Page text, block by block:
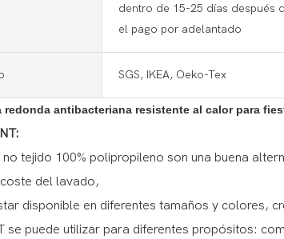
dentro de 15-25 días después
el pago por adelantado
SGS, IKEA, Oeko-Tex
redonda antibacteriana resistente al calor para
tejido 100% polipropileno son una buena
del lavado,
disponible en diferentes tamaños y colores,
se puede utilizar para diferentes propósitos: